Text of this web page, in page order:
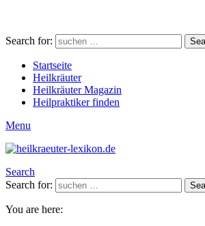
Search for:
Startseite
Heilkräuter
Heilkräuter Magazin
Heilpraktiker finden
Menu
Search
Search for:
You are here: